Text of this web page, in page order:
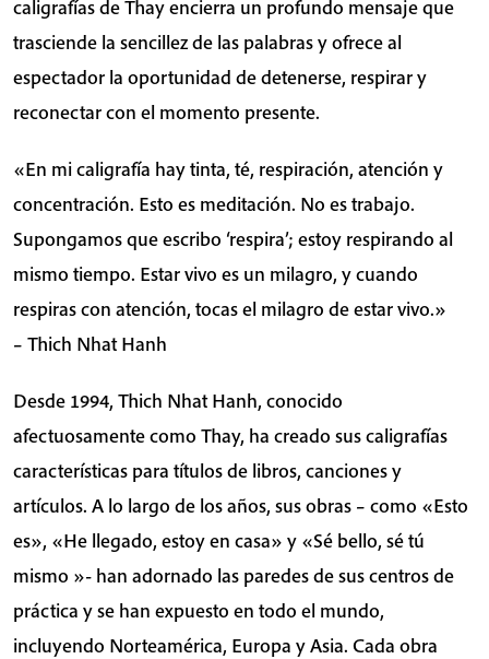
Thich
Nhat
Hanh
cantidad
caligrafías de Thay encierra un profundo mensaje que
trasciende la sencillez de las palabras y ofrece al
espectador la oportunidad de detenerse, respirar y
reconectar con el momento presente.
«En mi caligrafía hay tinta, té, respiración, atención y
concentración. Esto es meditación. No es trabajo.
Supongamos que escribo ‘respira’; estoy respirando al
mismo tiempo. Estar vivo es un milagro, y cuando
respiras con atención, tocas el milagro de estar vivo.»
– Thich Nhat Hanh
Desde 1994, Thich Nhat Hanh, conocido
afectuosamente como Thay, ha creado sus caligrafías
características para títulos de libros, canciones y
artículos. A lo largo de los años, sus obras – como «Esto
es», «He llegado, estoy en casa» y «Sé bello, sé tú
mismo »- han adornado las paredes de sus centros de
práctica y se han expuesto en todo el mundo,
incluyendo Norteamérica, Europa y Asia. Cada obra